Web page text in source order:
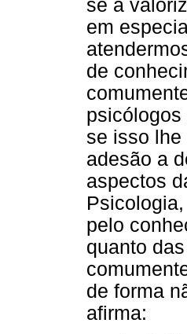
se a
em
de
psicólogos
se isso lhe
adesão a
aspectos
pelo
quanto
de forma
afirma: